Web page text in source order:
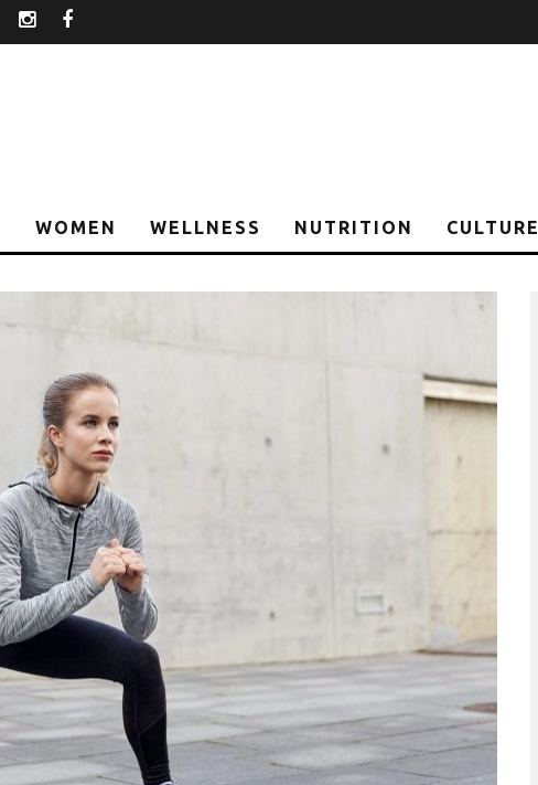
instagram
WOMEN WELLNESS NUTRITION CULTURE